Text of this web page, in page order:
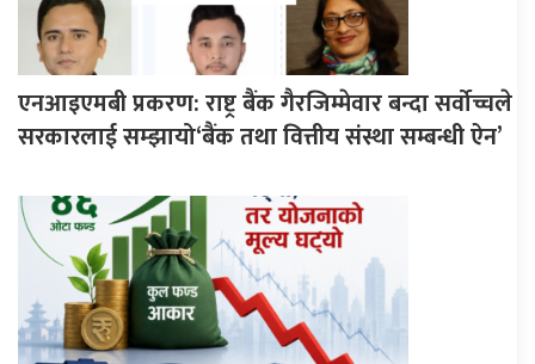
एनआइएमबी प्रकरण: राष्ट्र बैंक गैरजिम्मेवार बन्दा सर्वोच्चले
सरकारलाई सम्झायो‘बैंक तथा वित्तीय संस्था सम्बन्धी ऐन’